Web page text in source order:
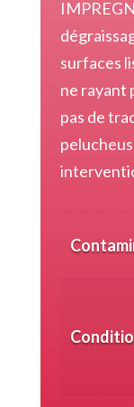
surfaces
ne rayant
pas de